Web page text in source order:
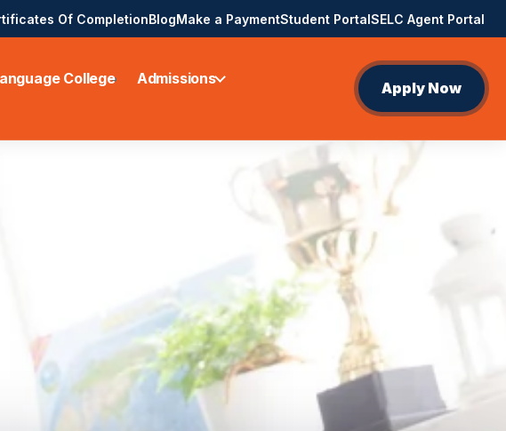
Of CompletionBlogMake a PaymentStudent PortalSELC Agent Portal
College Admissions
Apply Now